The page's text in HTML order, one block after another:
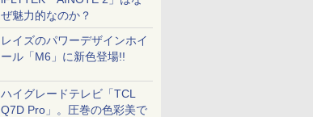
ぜ魅力的なのか？
レイズのパワーデザインホイ
ール「M6」に新色登場!!
ハイグレードテレビ「TCL
Q7D Pro」。圧巻の色彩美で